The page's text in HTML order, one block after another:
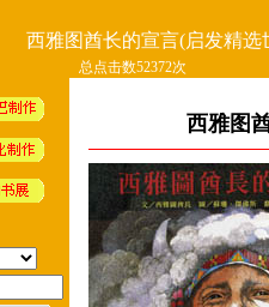
西雅图酋长的宣言(启发精选
总点击数52372次
西雅图